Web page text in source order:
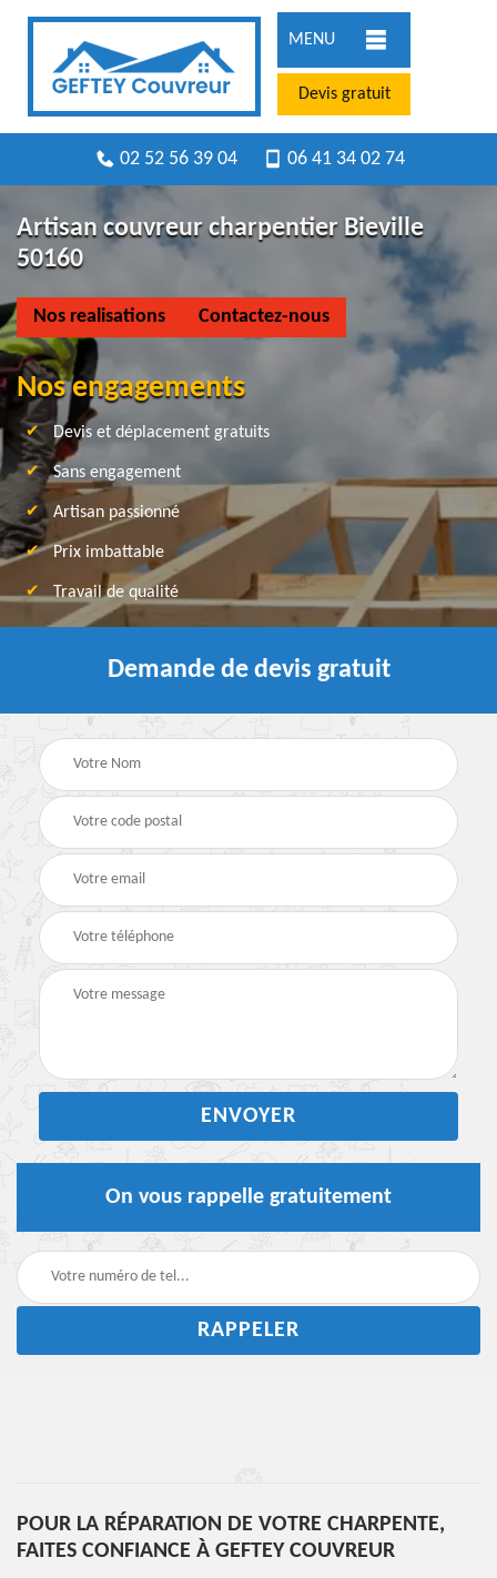
MENU
Devis gratuit
02 52 56 39 04 06 41 34 02 74
Artisan couvreur charpentier Bieville
50160
Nos realisations Contactez-nous
Nos engagements
Devis et déplacement gratuits
Sans engagement
Artisan passionné
Prix imbattable
Travail de qualité
Demande de devis gratuit
On vous rappelle gratuitement
POUR LA RÉPARATION DE VOTRE CHARPENTE,
FAITES CONFIANCE À GEFTEY COUVREUR